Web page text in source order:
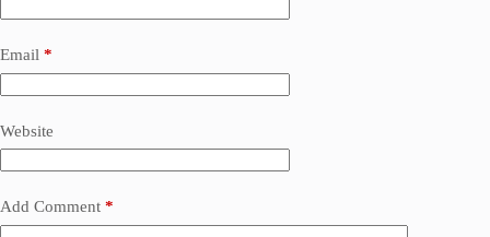
Email *
Website
Add Comment *